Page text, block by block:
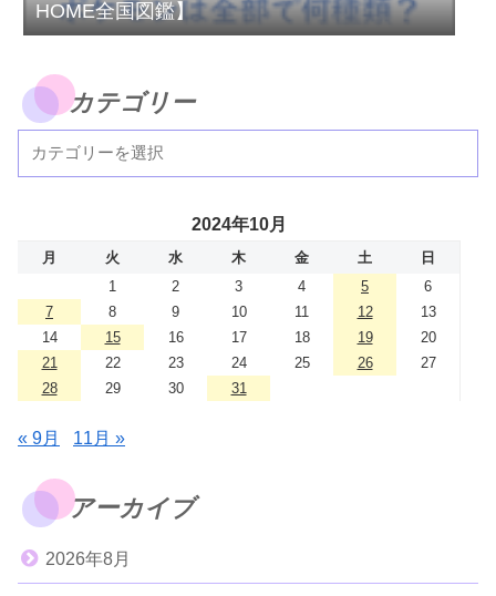
HOME全国図鑑】
カテゴリー
2024年10月
月 火 水 木 金 土
日
1
2 3 4 5
6
7
8 9 10 11 12
13
14
15 16 17 18 19
20
21
22 23 24 25 26
27
28
29 30 31
« 9月 11月 »
アーカイブ
2026年8月